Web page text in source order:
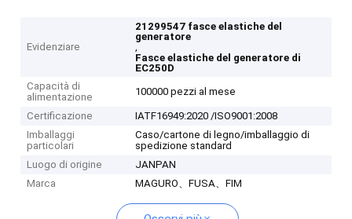
Evidenziare
21299547 fasce elastiche del
generatore
,
Fasce elastiche del generatore di
EC250D
Capacità di
alimentazione
100000 pezzi al mese
Certificazione
IATF16949:2020 /ISO9001:2008
Imballaggi
particolari
Caso/cartone di legno/imballaggio di
spedizione standard
Luogo di origine
JANPAN
Marca
MAGURO、FUSA、FIM